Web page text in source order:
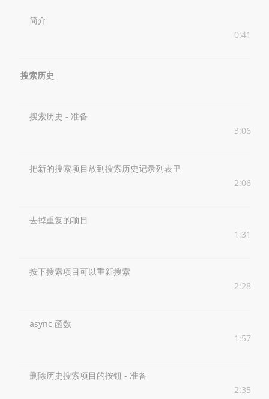
简介
0:41
搜索历史
搜索历史 - 准备
3:06
把新的搜索项目放到搜索历史记录列表里
2:06
去掉重复的项目
1:31
按下搜索项目可以重新搜索
2:28
async 函数
1:57
删除历史搜索项目的按钮 - 准备
2:35